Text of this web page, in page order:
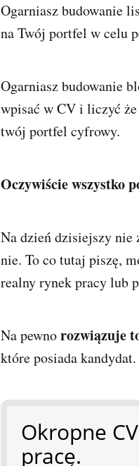
Ogarniasz budowanie
na Twój portfel w celu
Ogarniasz budowanie
wpisać w CV i liczyć
twój portfel cyfrowy.
Oczywiście wszystko
Na dzień dzisiejszy nie
nie. To co tutaj piszę,
realny rynek pracy lub
Na pewnorozwiązuje
które posiada kandydat.
Okropne
pracę.